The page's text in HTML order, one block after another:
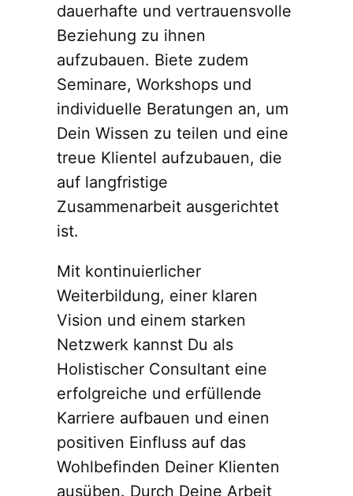
dauerhafte und vertrauensvolle
Beziehung zu ihnen
aufzubauen. Biete zudem
Seminare, Workshops und
individuelle Beratungen an, um
Dein Wissen zu teilen und eine
treue Klientel aufzubauen, die
auf langfristige
Zusammenarbeit ausgerichtet
ist.
Mit kontinuierlicher
Weiterbildung, einer klaren
Vision und einem starken
Netzwerk kannst Du als
Holistischer Consultant eine
erfolgreiche und erfüllende
Karriere aufbauen und einen
positiven Einfluss auf das
Wohlbefinden Deiner Klienten
ausüben. Durch Deine Arbeit